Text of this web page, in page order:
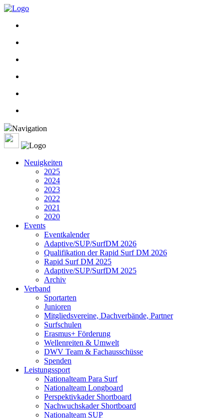
Navigation
Neuigkeiten
2025
2024
2023
2022
2021
2020
Events
Eventkalender
Adaptive/SUP/SurfDM 2026
Qualifikation der Rapid Surf DM 2026
Rapid Surf DM 2025
Adaptive/SUP/SurfDM 2025
Archiv
Verband
Sportarten
Junioren
Mitgliedsvereine, Dachverbände, Partner
Surfschulen
Erasmus+ Förderung
Wellenreiten & Umwelt
DWV Team & Fachausschüsse
Spenden
Leistungssport
Nationalteam Para Surf
Nationalteam Longboard
Perspektivkader Shortboard
Nachwuchskader Shortboard
Nationalteam SUP